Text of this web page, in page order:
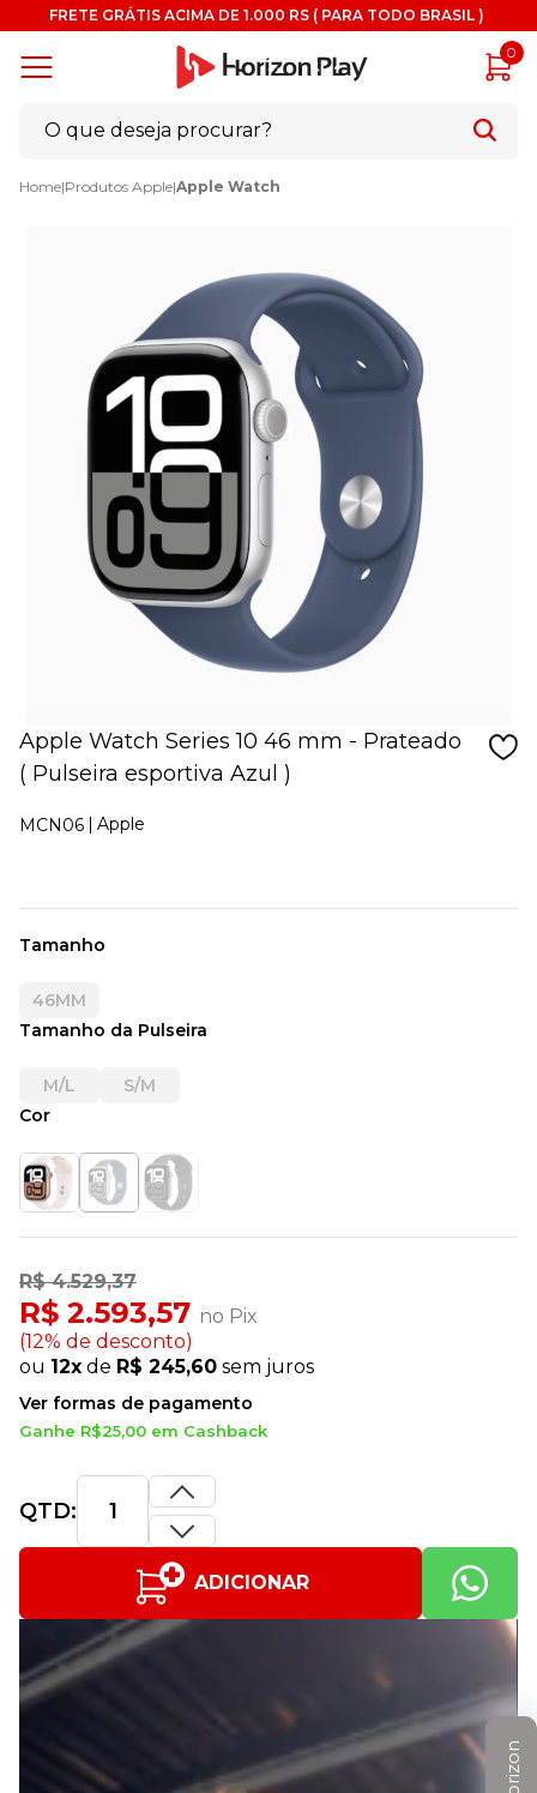
FRETE GRÁTIS ACIMA DE 1.000 RS ( PARA TODO BRASIL )
0
Home|Produtos Apple|Apple Watch
Apple Watch Series 10 46 mm - Prateado
( Pulseira esportiva Azul )
MCN06 Apple
R$ 4.529,37
R$ 2.593,57 no Pix
(12% de desconto)
ou 12x de R$ 245,60 sem juros
Ver formas de pagamento
Ganhe R$25,00 em Cashback
Tamanho
46MM
Tamanho da Pulseira
M/L
S/M
Cor
QTD:
ADICIONAR